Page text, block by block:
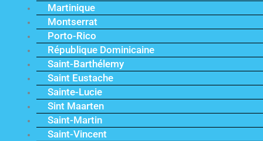
Martinique
Montserrat
Porto-Rico
République Dominicaine
Saint-Barthélemy
Saint Eustache
Sainte-Lucie
Sint Maarten
Saint-Martin
Saint-Vincent